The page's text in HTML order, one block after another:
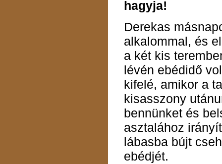
hagyja!
Derekas
alkalommal, és
a két kis
lévén ebédidő
kifelé, amikor a
kisasszony
bennünket és
asztalához
lábasba bújt
ebédjét.